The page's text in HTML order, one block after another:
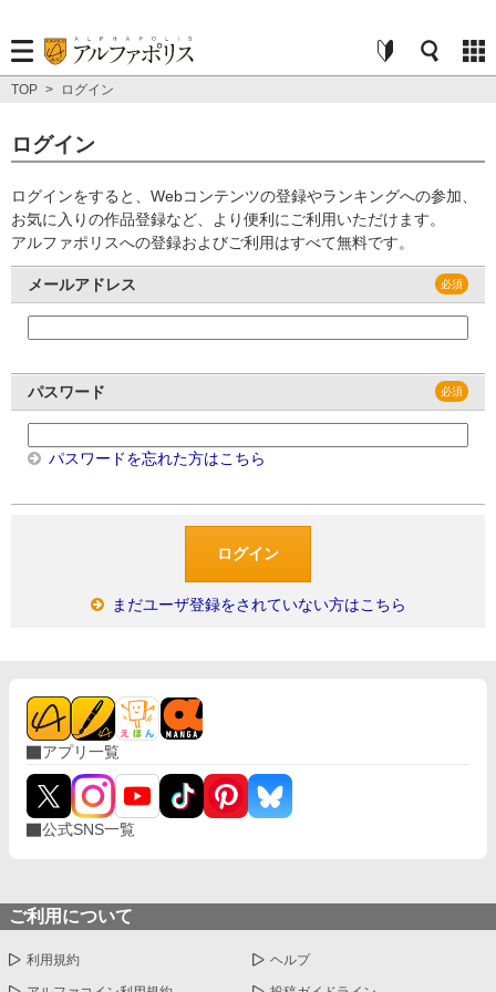
TOP > ログイン
ログイン
ログインをすると、Webコンテンツの登録やランキングへの参加、
お気に入りの作品登録など、より便利にご利用いただけます。
アルファポリスへの登録およびご利用はすべて無料です。
メールアドレス
パスワード
パスワードを忘れた方はこちら
まだユーザ登録をされていない方はこちら
アプリ一覧
公式SNS一覧
ご利用について
利用規約 ヘルプ